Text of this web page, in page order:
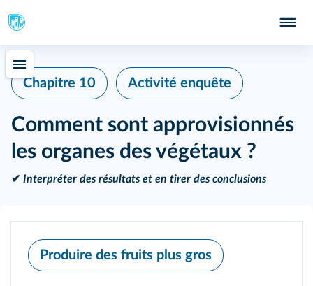
Chapitre 10 Activité enquête
Comment sont approvisionnés
les organes des végétaux ?
✔ Interpréter des résultats et en tirer des conclusions
Produire des fruits plus gros